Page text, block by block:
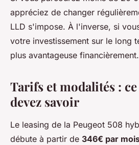
appréciez de changer
LLD s'impose. À l'inverse, si
votre investissement sur le long
plus avantageuse financièrement.
Tarifs et modalités :
devez savoir
Le leasing de la Peugeot 508
débute à partir de 346€ par